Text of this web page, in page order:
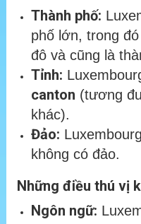
Thành phố:
phố lớn, trong đó
đô và cũng là
Tỉnh:
canton (tương
khác).
Đảo:
không có đảo.
Những điều thú vị
Ngôn ngữ: